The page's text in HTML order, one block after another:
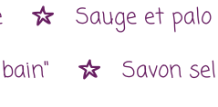
Sauge et
Savon